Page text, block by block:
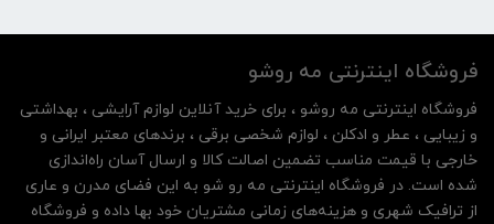
فروشگاه اینترنتی مه‌ رو‌شو
فروشگاه اینترنتی مه‌ رو‌شو ، برای خرید آنلاین لوازم آرایشی ، بهداشتی
و زیبایی ، عطر و ادکلن ، لوازم شخصی برقی ، برندهای معتبر ایرانی و
خارجی با قیمت مناسب تضمین اصالت کالا و ارسال آسان راه‌اندازی
شده است. در فروشگاه اینترنتی مه رو شو به این فضای مدرن و عاری
از ترافیک شهری و هزینه‌های زمانی مشتریان خود بها داده و فروشگاه